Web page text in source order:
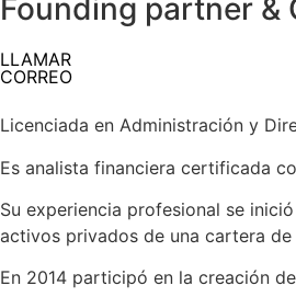
Founding partner &
LLAMAR
CORREO
Licenciada en Administración y
Es analista financiera certificada
Su experiencia profesional se
activos privados de una cartera
En 2014 participó en la creación